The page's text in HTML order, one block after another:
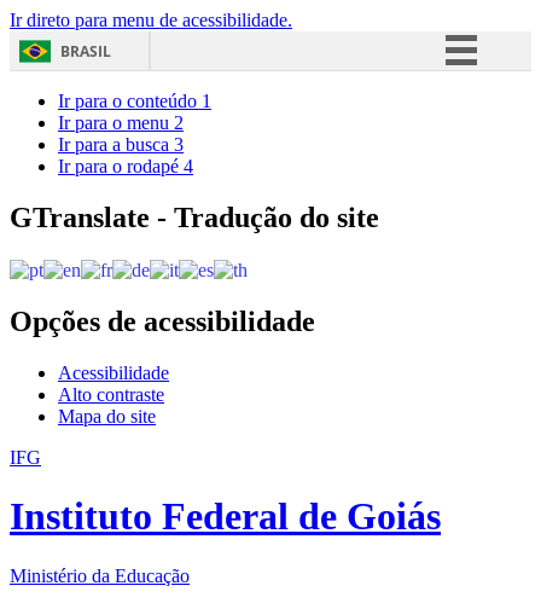
Ir direto para menu de acessibilidade.
BRASIL
Acesso à informação
Ir para o conteúdo 1
Ir para o menu 2
Ir para a busca 3
Ir para o rodapé 4
GTranslate - Tradução do site
Opções de acessibilidade
Acessibilidade
Alto contraste
Mapa do site
IFG
Instituto Federal de Goiás
Ministério da Educação